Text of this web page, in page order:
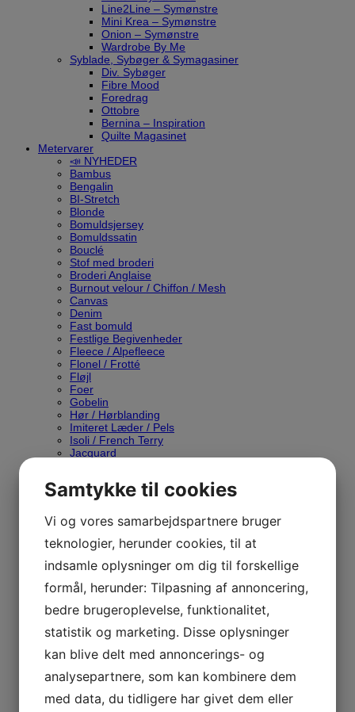
Line2Line – Symønstre
Mini Krea – Symønstre
Onion – Symønstre
Wardrobe By Me
Syblade, Sybøger & Symagasiner
Div. Sybøger
Fibre Mood
Foredrag
Ottobre
Bernina – Inspiration
Quilte Magasinet
Metervarer
📣 NYHEDER
Bambus
Bengalin
BI-Stretch
Blonde
Bomuldsjersey
Bomuldssatin
Bouclé
Stof med broderi
Broderi Anglaise
Burnout velour / Chiffon / Mesh
Canvas
Denim
Fast bomuld
Festlige Begivenheder
Fleece / Alpefleece
Flonel / Frotté
Fløjl
Foer
Gobelin
Hør / Hørblanding
Imiteret Læder / Pels
Isoli / French Terry
Jacquard
Musselin / Double Gauze
Møbelstof
Outdoor
Paneler
Patchworkstof
Pique
Polyester/Polyesterblanding
Poplin
Teddy
Quilt
Rayon
Regntøj / Softshell
Viskosejersey
Tekstilvoksduge
Tula Pink
Twill
Samtykke til cookies
Vi og vores samarbejdspartnere bruger
teknologier, herunder cookies, til at
indsamle oplysninger om dig til forskellige
formål, herunder: Tilpasning af annoncering,
bedre brugeroplevelse, funktionalitet,
statistik og marketing. Disse oplysninger
kan blive delt med annoncerings- og
analysepartnere, som kan kombinere dem
med data, du tidligere har givet dem eller